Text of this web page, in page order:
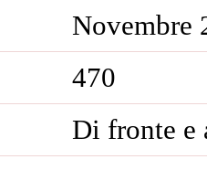
Novembre
470
Di fronte e